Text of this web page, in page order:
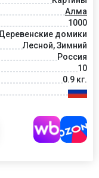
Алма
1000
домики
Лесной, Зимний
Россия
10
0.9 кг.